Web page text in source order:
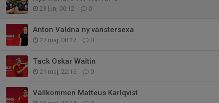
23 jun, 00:12 0
Anton Valdna ny vänstersexa
27 maj, 08:27 0
Tack Oskar Waltin
21 maj, 22:15 0
Vällkommen Matteus Karlqvist